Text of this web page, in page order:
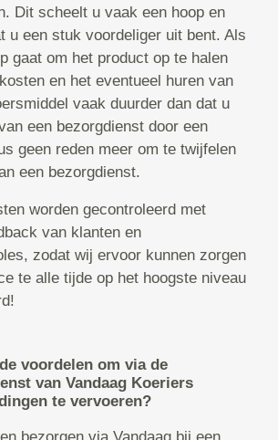
Dit scheelt u vaak een hoop en
u een stuk voordeliger uit bent. Als
gaat om het product op te halen
en het eventueel huren van
vaak duurder dan dat u
een bezorgdienst door een
geen reden meer om te twijfelen
een bezorgdienst.
worden gecontroleerd met
van klanten en
zodat wij ervoor kunnen zorgen
te alle tijde op het hoogste niveau
voordelen om via de
van Vandaag Koeriers
te vervoeren?